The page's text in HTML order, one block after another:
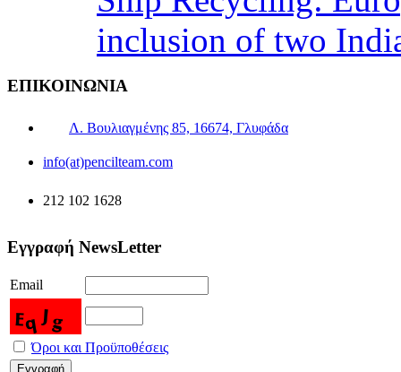
inclusion of two
ΕΠΙΚΟΙΝΩΝΙΑ
Λ. Βουλιαγμένης 85, 16674, Γλυφάδα
info(at)pencilteam.com
212 102 1628
Εγγραφή NewsLetter
Email
Όροι και Προϋποθέσεις